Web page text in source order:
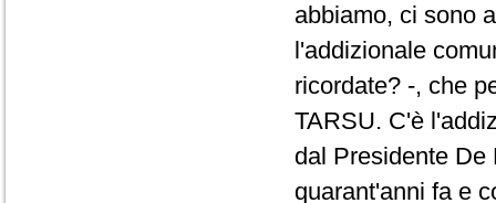
abbiamo, ci sono
l'addizionale
ricordate? -, che
TARSU. C'è
dal Presidente De
quarant'anni fa e